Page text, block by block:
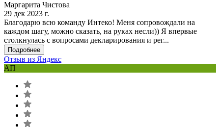
Маргарита Чистова
29 дек 2023 г.
Благодарю всю команду Интеко! Меня сопровождали на
каждом шагу, можно сказать, на руках несли)) Я впервые
столкнулась с вопросами декларирования и рег...
Подробнее
Отзыв из Яндекс
АП